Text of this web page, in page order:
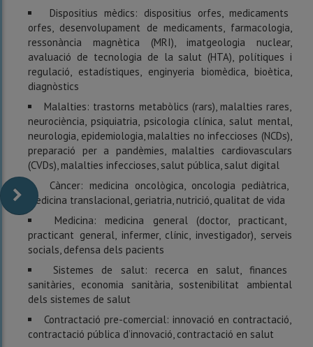
Dispositius mèdics: dispositius orfes, medicaments
orfes, desenvolupament de medicaments, farmacologia,
ressonància magnètica (MRI), imatgeologia nuclear,
avaluació de tecnologia de la salut (HTA), polítiques i
regulació, estadístiques, enginyeria biomèdica, bioètica,
diagnòstics
Malalties: trastorns metabòlics (rars), malalties rares,
neurociència, psiquiatria, psicologia clínica, salut mental,
neurologia, epidemiologia, malalties no infeccioses (NCDs),
preparació per a pandèmies, malalties cardiovasculars
(CVDs), malalties infeccioses, salut pública, salut digital
Càncer: medicina oncològica, oncologia pediàtrica,
medicina translacional, geriatria, nutrició, qualitat de vida
Medicina: medicina general (doctor, practicant,
practicant general, infermer, clínic, investigador), serveis
socials, defensa dels pacients
Sistemes de salut: recerca en salut, finances
sanitàries, economia sanitària, sostenibilitat ambiental
dels sistemes de salut
Contractació pre-comercial: innovació en contractació,
contractació pública d’innovació, contractació en salut